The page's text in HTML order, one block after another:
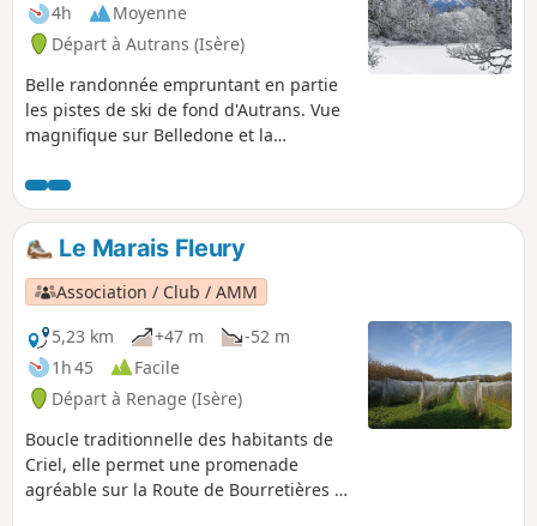
4h
Moyenne
Départ à Autrans (Isère)
Belle randonnée empruntant en partie
les pistes de ski de fond d'Autrans. Vue
magnifique sur Belledone et la
depuis la Molière
Le Marais Fleury
Association / Club / AMM
5,23 km
+47 m
-52 m
1h 45
Facile
Départ à Renage (Isère)
Boucle traditionnelle des habitants de
Criel, elle permet une promenade
agréable sur la Route de Bourretières et